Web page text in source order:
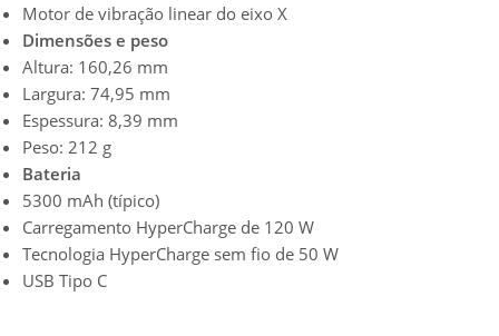
Motor de vibração linear do eixo X
Dimensões e peso
Altura: 160,26 mm
Largura: 74,95 mm
Espessura: 8,39 mm
Peso: 212 g
Bateria
5300 mAh (típico)
Carregamento HyperCharge de 120 W
Tecnologia HyperCharge sem fio de 50 W
USB Tipo C